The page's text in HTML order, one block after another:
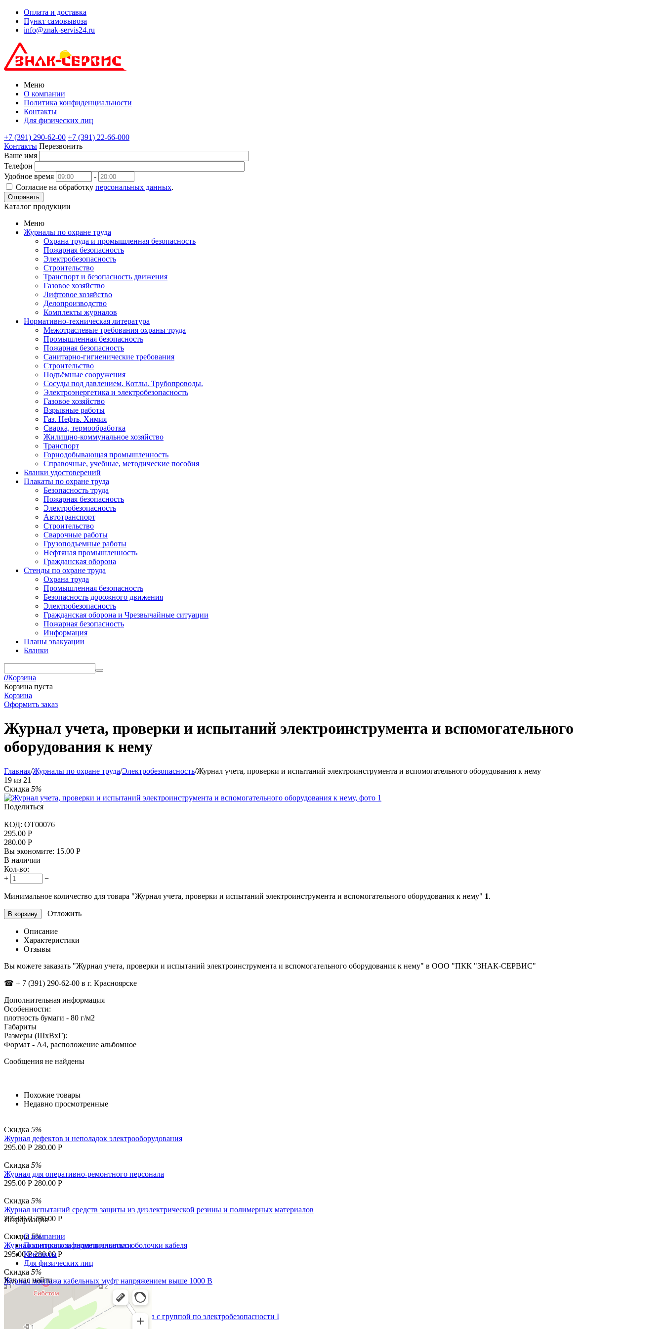
Оплата и доставка
Пункт самовывоза
info@znak-servis24.ru
Меню
О компании
Политика конфиденциальности
Контакты
Для физических лиц
+7 (391) 290-62-00 +7 (391) 22-66-000
Контакты Перезвонить
Ваше имя
Телефон
Удобное время
-
Согласие на обработку персональных данных.
Отправить
Каталог продукции
Меню
Журналы по охране труда
Охрана труда и промышленная безопасность
Пожарная безопасность
Электробезопасность
Строительство
Транспорт и безопасность движения
Газовое хозяйство
Лифтовое хозяйство
Делопроизводство
Комплекты журналов
Нормативно-техническая литература
Межотраслевые требования охраны труда
Промышленная безопасность
Пожарная безопасность
Санитарно-гигиенические требования
Строительство
Подъёмные сооружения
Сосуды под давлением. Котлы. Трубопроводы.
Электроэнергетика и электробезопасность
Газовое хозяйство
Взрывные работы
Газ. Нефть. Химия
Сварка, термообработка
Жилищно-коммунальное хозяйство
Транспорт
Горнодобывающая промышленность
Справочные, учебные, методические пособия
Бланки удостоверений
Плакаты по охране труда
Безопасность труда
Пожарная безопасность
Электробезопасность
Автотранспорт
Строительство
Сварочные работы
Грузоподъемные работы
Нефтяная промышленность
Гражданская оборона
Стенды по охране труда
Охрана труда
Промышленная безопасность
Безопасность дорожного движения
Электробезопасность
Гражданская оборона и Чрезвычайные ситуации
Пожарная безопасность
Информация
Планы эвакуации
Бланки
0Корзина
Корзина пуста
Корзина
Оформить заказ
Журнал учета, проверки и испытаний электроинструмента и вспомогательного
оборудования к нему
Главная/Журналы по охране труда/Электробезопасность/Журнал учета, проверки и испытаний электроинструмента и вспомогательного оборудования к нему
19 из 21
Скидка 5%
Поделиться
КОД: OT00076
295.00 Р
280.00 Р
Вы экономите: 15.00 Р
В наличии
Кол-во:
+
−
Минимальное количество для товара "Журнал учета, проверки и испытаний электроинструмента и вспомогательного оборудования к нему" 1.
В корзину Отложить
Описание
Характеристики
Отзывы
Вы можете заказать "Журнал учета, проверки и испытаний электроинструмента и вспомогательного оборудования к нему" в ООО "ПКК "ЗНАК-СЕРВИС"
☎ + 7 (391) 290-62-00 в г. Красноярске
Дополнительная информация
Особенности:
плотность бумаги - 80 г/м2
Габариты
Размеры (ШxВxГ):
Формат - А4, расположение альбомное
Сообщения не найдены
Похожие товары
Недавно просмотренные
Скидка 5%
Журнал дефектов и неполадок электрооборудования
295.00 Р 280.00 Р
Скидка 5%
Журнал для оперативно-ремонтного персонала
295.00 Р 280.00 Р
Скидка 5%
Журнал испытаний средств защиты из диэлектрической резины и полимерных материалов
295.00 Р 280.00 Р
Скидка 5%
Журнал контроля за герметичностью оболочки кабеля
295.00 Р 280.00 Р
Скидка 5%
Журнал монтажа кабельных муфт напряжением выше 1000 В
295.00
280.00
Журнал проверки знаний по ТБ у персонала с группой по электробезопасности I
295.00 Р 280.00
Информация
О компании
Политика конфиденциальности
Контакты
Для физических лиц
Как нас найти